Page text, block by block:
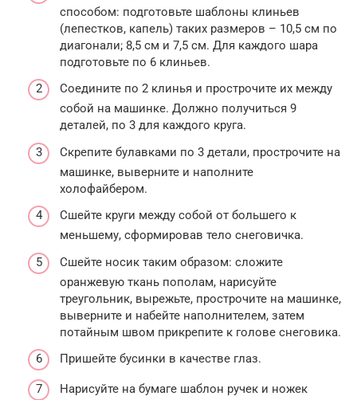
способом: подготовьте шаблоны клиньев
(лепестков, капель) таких размеров – 10,5 см по
диагонали; 8,5 см и 7,5 см. Для каждого шара
подготовьте по 6 клиньев.
Соедините по 2 клинья и прострочите их между
собой на машинке. Должно получиться 9
деталей, по 3 для каждого круга.
Скрепите булавками по 3 детали, прострочите на
машинке, выверните и наполните
холофайбером.
Сшейте круги между собой от большего к
меньшему, сформировав тело снеговичка.
Сшейте носик таким образом: сложите
оранжевую ткань пополам, нарисуйте
треугольник, вырежьте, прострочите на машинке,
выверните и набейте наполнителем, затем
потайным швом прикрепите к голове снеговика.
Пришейте бусинки в качестве глаз.
Нарисуйте на бумаге шаблон ручек и ножек